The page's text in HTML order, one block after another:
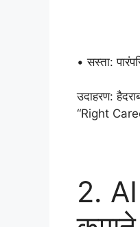
• सस्ता:
उदाहरण:
“Right
2.